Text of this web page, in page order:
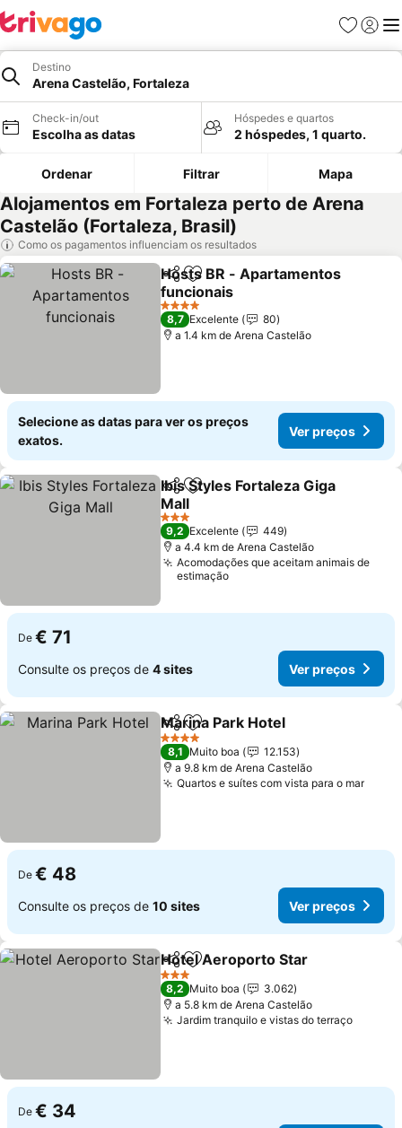
Favoritos
Iniciar
Destino
Arena Castelão, Fortaleza
Check-in/out
Escolha as datas
Hóspedes e quartos
2 hóspedes, 1 quarto.
Ordenar Filtrar Mapa
Alojamentos em Fortaleza perto de Arena
Castelão (Fortaleza, Brasil)
Como os pagamentos influenciam os resultados
PartilharAdicionar aos favoritos
Hosts BR - Apartamentos
funcionais
4 Estrelas
8,7 Excelente
80
a 1.4 km de Arena Castelão
Selecione as datas para ver os preços
exatos.
Ver preços
PartilharAdicionar aos favoritos
Ibis Styles Fortaleza Giga
Mall
3 Estrelas
9,2 Excelente
449
a 4.4 km de Arena Castelão
Acomodações que aceitam animais de
estimação
De € 71
Consulte os preços de 4 sites Ver preços
PartilharAdicionar aos favoritos
Marina Park Hotel
4 Estrelas
8,1 Muito boa
12.153
a 9.8 km de Arena Castelão
Quartos e suítes com vista para o mar
De € 48
Consulte os preços de 10 sites Ver preços
PartilharAdicionar aos favoritos
Hotel Aeroporto Star
3 Estrelas
8,2 Muito boa
3.062
a 5.8 km de Arena Castelão
Jardim tranquilo e vistas do terraço
De € 34